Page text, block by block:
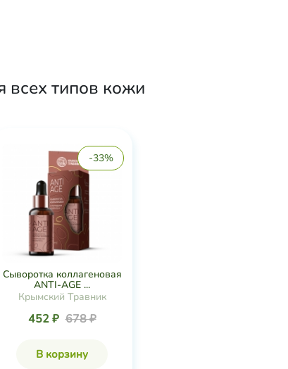
всех типов кожи
-33%
Сыворотка коллагеновая
ANTI-AGE ...
Крымский Травник
452 ₽ 678 ₽
В корзину